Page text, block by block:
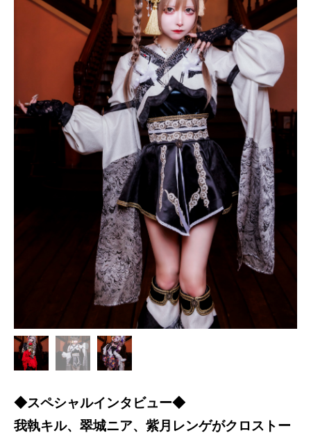
◆スペシャルインタビュー◆
我執キル、翠城ニア、紫月レンゲがクロストー